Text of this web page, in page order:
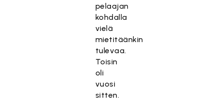
pelaajan
kohdalla
vielä
mietitäänkin
tulevaa.
Toisin
oli
vuosi
sitten.